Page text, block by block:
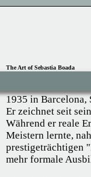
The Art of Sebastia Boada
1935 in Barcelona,
Er zeichnet seit
Während er reale
Meistern lernte,
prestigeträchtigen
mehr formale